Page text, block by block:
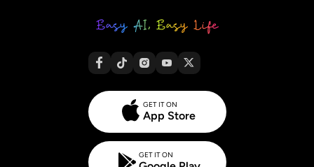
GET IT ON
App Store
GET IT ON